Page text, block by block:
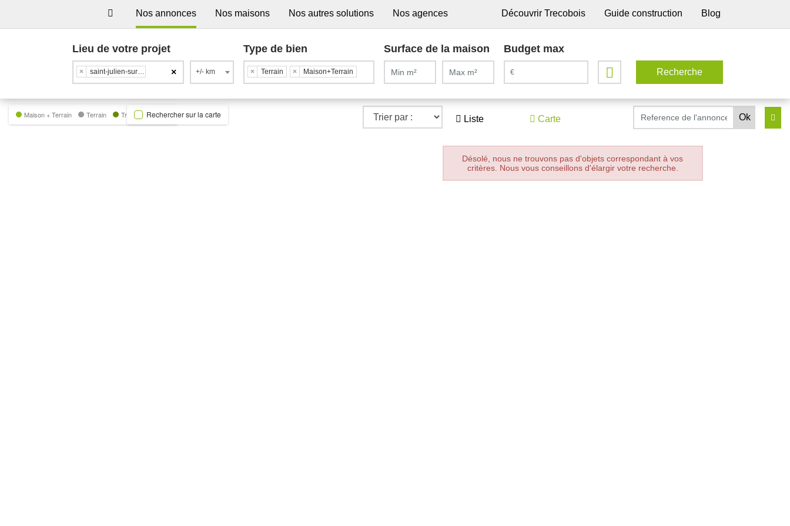
Nos annonces Nos maisons Nos autres solutions Nos agences Découvrir Trecobois Guide construction Blog
Lieu de votre projet
×
× saint-julien-sur-garonne +/- km
Type de bien
× Terrain × Maison+Terrain
Surface de la maison Budget max
Liste Carte
Maison + Terrain Terrain Trecobat GreenRechercher sur la carte
Désolé, nous ne trouvons pas d'objets correspondant à vos
critères. Nous vous conseillons d'élargir votre recherche.